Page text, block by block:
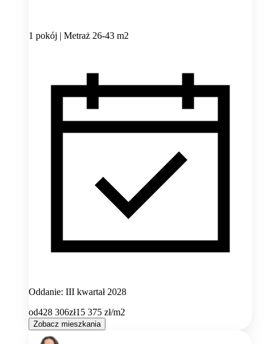
1 pokój | Metraż 26-43 m2
Oddanie: III kwartał 2028
od428 306zł15 375 zł/m2
Zobacz mieszkania